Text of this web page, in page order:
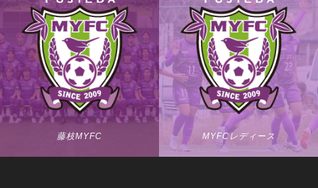
藤枝MYFC MYFCレディース